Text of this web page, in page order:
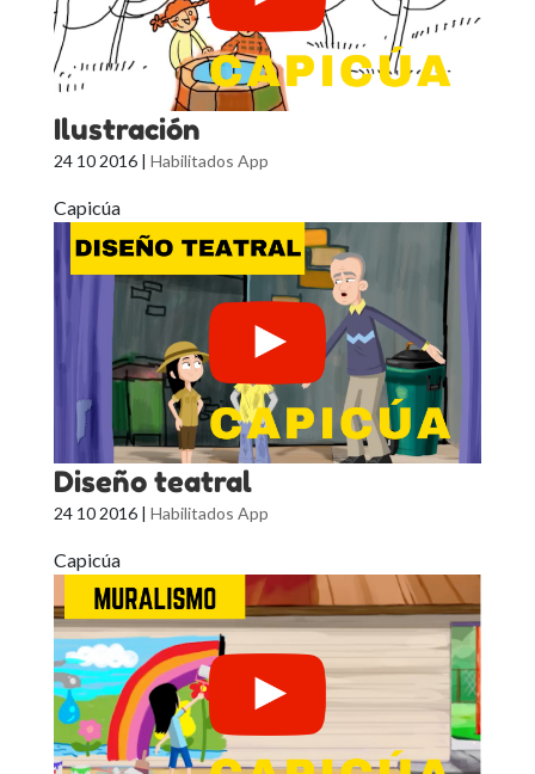
Ilustración
24 10 2016| Habilitados App
Capicúa
Diseño teatral
24 10 2016| Habilitados App
Capicúa